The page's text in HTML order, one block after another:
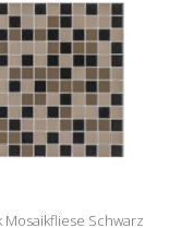
Mosaikfliese Schwarz